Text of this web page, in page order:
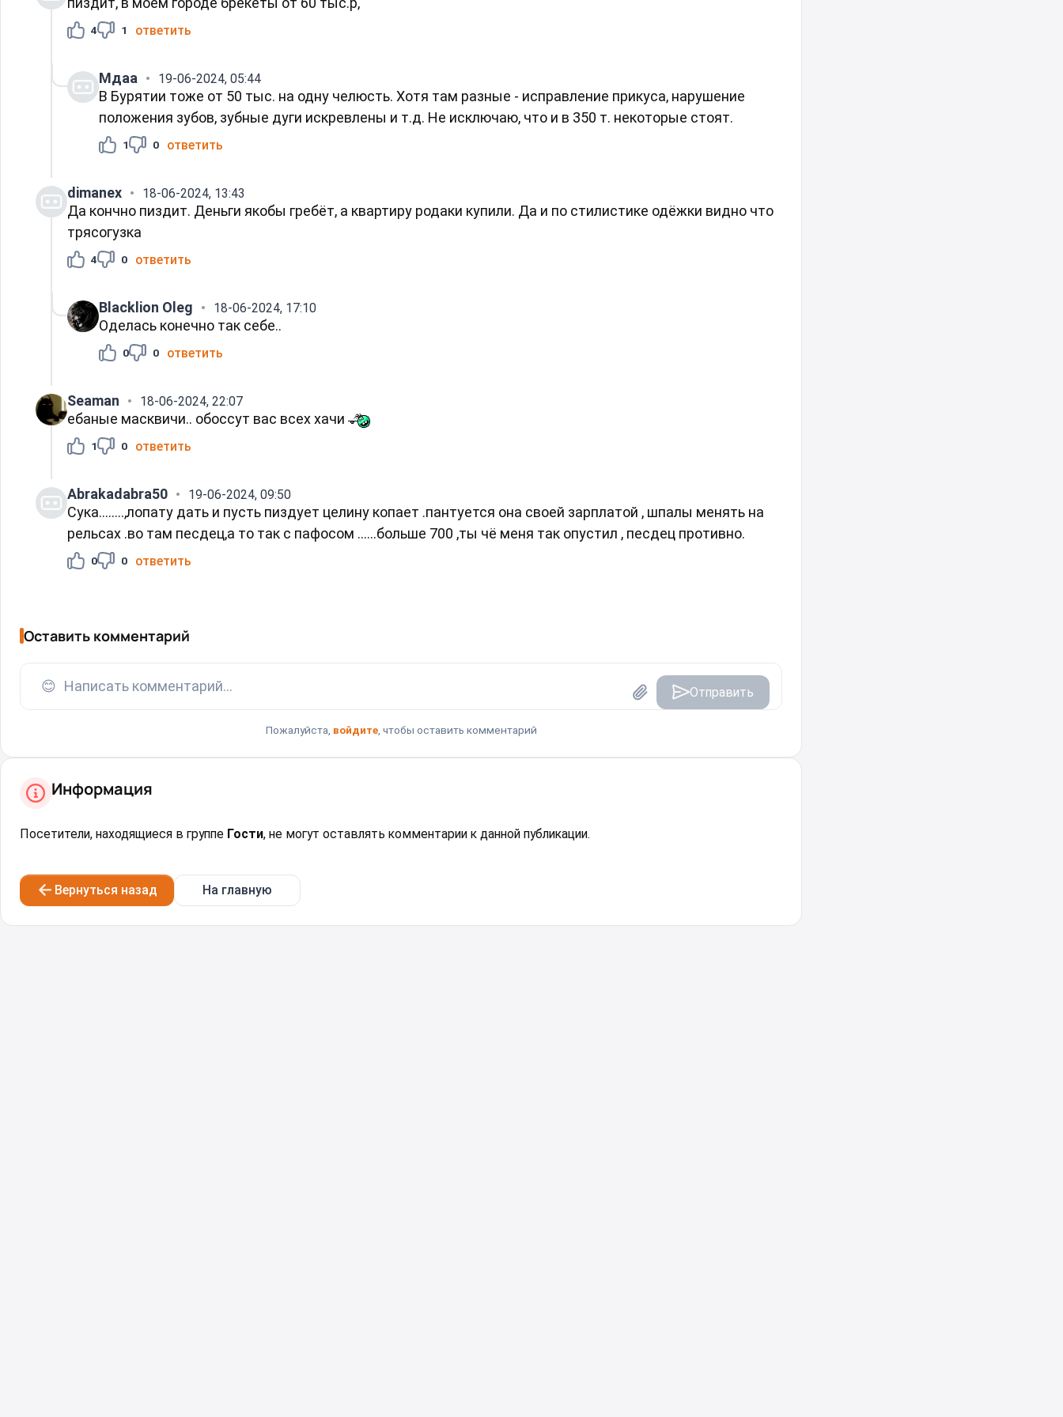
4 1 ответить
Мдаа 19-06-2024, 05:44
В Бурятии тоже от 50 тыс. на одну челюсть. Хотя там разные - исправление прикуса, нарушение
положения зубов, зубные дуги искревлены и т.д. Не исключаю, что и в 350 т. некоторые стоят.
1 0 ответить
dimanex 18-06-2024, 13:43
Да кончно пиздит. Деньги якобы гребёт, а квартиру родаки купили. Да и по стилистике одёжки видно что
трясогузка
4 0 ответить
Blacklion Oleg 18-06-2024, 17:10
Оделась конечно так себе..
0 0 ответить
Seaman 18-06-2024, 22:07
ебаные масквичи.. обоссут вас всех хачи
1 0 ответить
Abrakadabra50 19-06-2024, 09:50
Сука........,лопату дать и пусть пиздует целину копает .пантуется она своей зарплатой , шпалы менять на
рельсах .во там песдец,а то так с пафосом ......больше 700 ,ты чё меня так опустил , песдец противно.
0 0 ответить
Оставить комментарий
😊 Написать комментарий... Отправить
Пожалуйста, войдите, чтобы оставить комментарий
Информация
Посетители, находящиеся в группе Гости, не могут оставлять комментарии к данной публикации.
Вернуться назад На главную